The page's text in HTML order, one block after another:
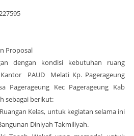
Proposal
dengan kondisi kebutuhan ruang
PAUD Melati Kp. Pagerageung
Pagerageung Kec Pagerageung Kab
sebagai berikut:
Kelas, untuk kegiatan selama ini
Diniyah Takmiliyah.